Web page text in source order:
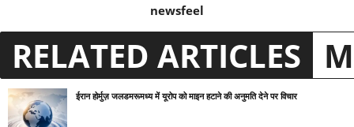
newsfeel
RELATED ARTICLES
ईरान होर्मुज़ जलडमरूमध्य में यूरोप को माइन हटाने की अनुमति देने पर विचार